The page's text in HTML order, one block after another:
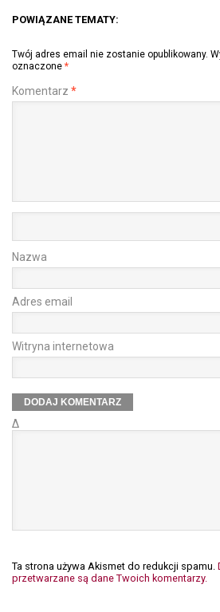
POWIĄZANE TEMATY:
Twój adres email nie zostanie opublikowany.
oznaczone *
Komentarz *
Nazwa
Adres email
Witryna internetowa
Δ
Ta strona używa Akismet do redukcji spamu.
przetwarzane są dane Twoich komentarzy.